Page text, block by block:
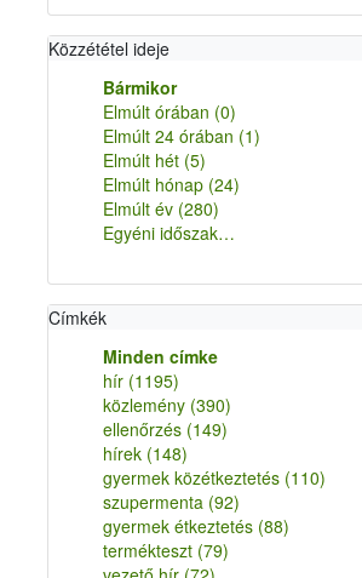
Közzététel ideje
Bármikor
Elmúlt órában (0)
Elmúlt 24 órában (1)
Elmúlt hét (5)
Elmúlt hónap (24)
Elmúlt év (280)
Egyéni időszak…
Címkék
Minden címke
hír (1195)
közlemény (390)
ellenőrzés (149)
hírek (148)
gyermek közétkeztetés (110)
szupermenta (92)
gyermek étkeztetés (88)
termékteszt (79)